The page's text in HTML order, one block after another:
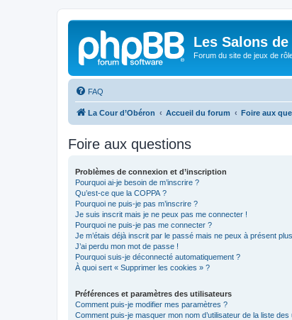
Les Salons
Forum du site de jeux de
FAQ
La Cour d’Obéron Accueil du forum Foire aux
Foire aux questions
Problèmes de connexion et d’inscription
Pourquoi ai-je besoin de m’inscrire ?
Qu’est-ce que la COPPA ?
Pourquoi ne puis-je pas m’inscrire ?
Je suis inscrit mais je ne peux pas me connecter !
Pourquoi ne puis-je pas me connecter ?
Je m’étais déjà inscrit par le passé mais ne peux à présent
J’ai perdu mon mot de passe !
Pourquoi suis-je déconnecté automatiquement ?
À quoi sert « Supprimer les cookies » ?
Préférences et paramètres des utilisateurs
Comment puis-je modifier mes paramètres ?
Comment puis-je masquer mon nom d’utilisateur de la liste